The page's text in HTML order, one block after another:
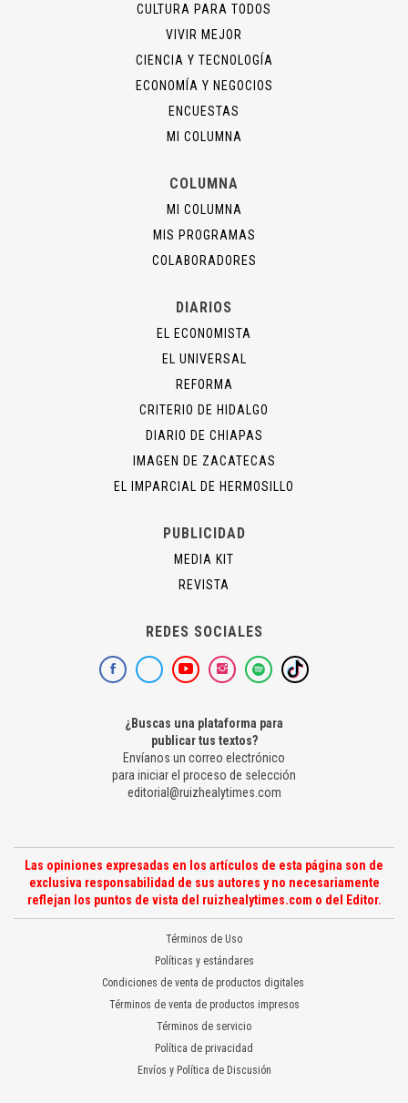
CULTURA PARA TODOS
VIVIR MEJOR
CIENCIA Y TECNOLOGÍA
ECONOMÍA Y NEGOCIOS
ENCUESTAS
MI COLUMNA
COLUMNA
MI COLUMNA
MIS PROGRAMAS
COLABORADORES
DIARIOS
EL ECONOMISTA
EL UNIVERSAL
REFORMA
CRITERIO DE HIDALGO
DIARIO DE CHIAPAS
IMAGEN DE ZACATECAS
EL IMPARCIAL DE HERMOSILLO
PUBLICIDAD
MEDIA KIT
REVISTA
REDES SOCIALES
¿Buscas una plataforma para
publicar tus textos?
Envíanos un correo electrónico
para iniciar el proceso de selección
editorial@ruizhealytimes.com
Las opiniones expresadas en los artículos de esta página son de
exclusiva responsabilidad de sus autores y no necesariamente
reflejan los puntos de vista del ruizhealytimes.com o del Editor.
Términos de Uso
Políticas y estándares
Condiciones de venta de productos digitales
Términos de venta de productos impresos
Términos de servicio
Política de privacidad
Envíos y Política de Discusión